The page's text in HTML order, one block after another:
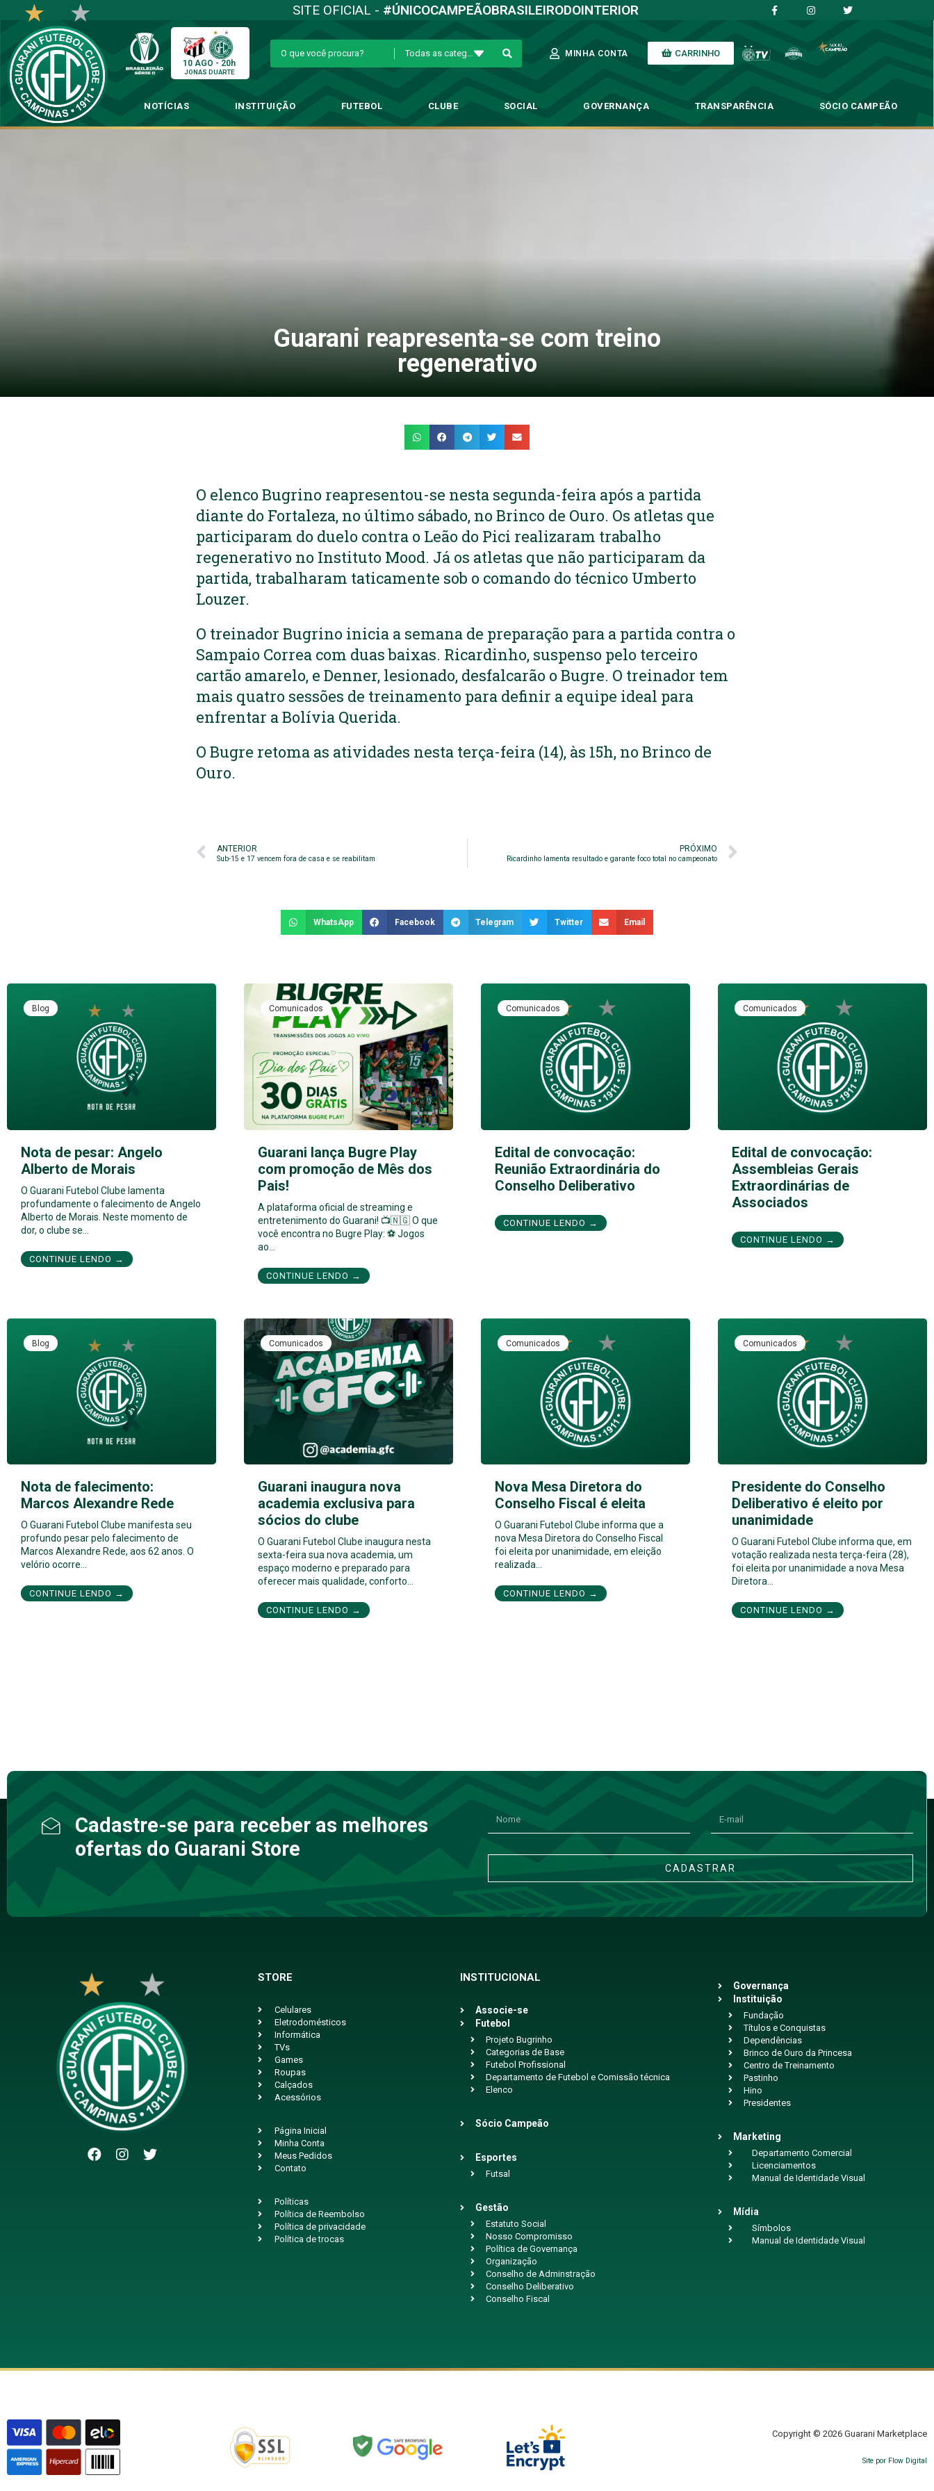
SITE OFICIAL - #ÚNICOCAMPEÃOBRASILEIRODOINTERIOR
10 AGO - 20h
JONAS DUARTE
MINHA CONTA CARRINHO
NOTÍCIAS INSTITUIÇÃO FUTEBOL CLUBE SOCIAL GOVERNANÇA TRANSPARÊNCIA SÓCIO CAMPEÃO
Guarani reapresenta-se com treino
regenerativo
O elenco Bugrino reapresentou-se nesta segunda-feira após a partida
diante do Fortaleza, no último sábado, no Brinco de Ouro. Os atletas que
participaram do duelo contra o Leão do Pici realizaram trabalho
regenerativo no Instituto Mood. Já os atletas que não participaram da
partida, trabalharam taticamente sob o comando do técnico Umberto
Louzer.
O treinador Bugrino inicia a semana de preparação para a partida contra o
Sampaio Correa com duas baixas. Ricardinho, suspenso pelo terceiro
cartão amarelo, e Denner, lesionado, desfalcarão o Bugre. O treinador tem
mais quatro sessões de treinamento para definir a equipe ideal para
enfrentar a Bolívia Querida.
O Bugre retoma as atividades nesta terça-feira (14), às 15h, no Brinco de
Ouro.
ANTERIOR
Sub-15 e 17 vencem fora de casa e se reabilitam
PRÓXIMO
Ricardinho lamenta resultado e garante foco total no campeonato
WhatsApp Facebook Telegram Twitter Email
Blog
Nota de pesar: Angelo
Alberto de Morais
O Guarani Futebol Clube lamenta
profundamente o falecimento de Angelo
Alberto de Morais. Neste momento de
dor, o clube se…
CONTINUE LENDO →
Comunicados
Guarani lança Bugre Play
com promoção de Mês dos
Pais!
A plataforma oficial de streaming e
entretenimento do Guarani! 📺🇳🇬 O que
você encontra no Bugre Play: ⚽ Jogos
ao…
CONTINUE LENDO →
Comunicados
Edital de convocação:
Reunião Extraordinária do
Conselho Deliberativo
CONTINUE LENDO →
Comunicados
Edital de convocação:
Assembleias Gerais
Extraordinárias de
Associados
CONTINUE LENDO →
Blog
Nota de falecimento:
Marcos Alexandre Rede
O Guarani Futebol Clube manifesta seu
profundo pesar pelo falecimento de
Marcos Alexandre Rede, aos 62 anos. O
velório ocorre…
CONTINUE LENDO →
Comunicados
Guarani inaugura nova
academia exclusiva para
sócios do clube
O Guarani Futebol Clube inaugura nesta
sexta-feira sua nova academia, um
espaço moderno e preparado para
oferecer mais qualidade, conforto…
CONTINUE LENDO →
Comunicados
Nova Mesa Diretora do
Conselho Fiscal é eleita
O Guarani Futebol Clube informa que a
nova Mesa Diretora do Conselho Fiscal
foi eleita por unanimidade, em eleição
realizada…
CONTINUE LENDO →
Comunicados
Presidente do Conselho
Deliberativo é eleito por
unanimidade
O Guarani Futebol Clube informa que, em
votação realizada nesta terça-feira (28),
foi eleita por unanimidade a nova Mesa
Diretora…
CONTINUE LENDO →
Cadastre-se para receber as melhores
ofertas do Guarani Store
CADASTRAR
STORE
Celulares
Eletrodomésticos
Informática
TVs
Games
Roupas
Calçados
Acessórios
Página Inicial
Minha Conta
Meus Pedidos
Contato
Políticas
Política de Reembolso
Política de privacidade
Política de trocas
INSTITUCIONAL
Associe-se
Futebol
Projeto Bugrinho
Categorias de Base
Futebol Profissional
Departamento de Futebol e Comissão técnica
Elenco
Sócio Campeão
Esportes
Futsal
Gestão
Estatuto Social
Nosso Compromisso
Política de Governança
Organização
Conselho de Adminstração
Conselho Deliberativo
Conselho Fiscal
Governança
Instituição
Fundação
Títulos e Conquistas
Dependências
Brinco de Ouro da Princesa
Centro de Treinamento
Pastinho
Hino
Presidentes
Marketing
Departamento Comercial
Licenciamentos
Manual de Identidade Visual
Mídia
Símbolos
Manual de Identidade Visual
Copyright © 2026 Guarani Marketplace
Site por Flow Digital